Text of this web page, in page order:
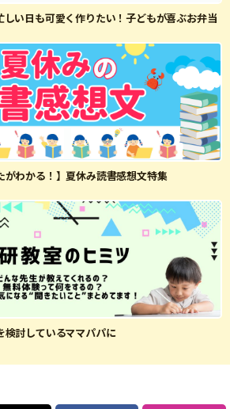
しい日も可愛く作りたい！子どもが喜ぶお弁当
がわかる！】夏休み読書感想文特集
検討しているママパパに